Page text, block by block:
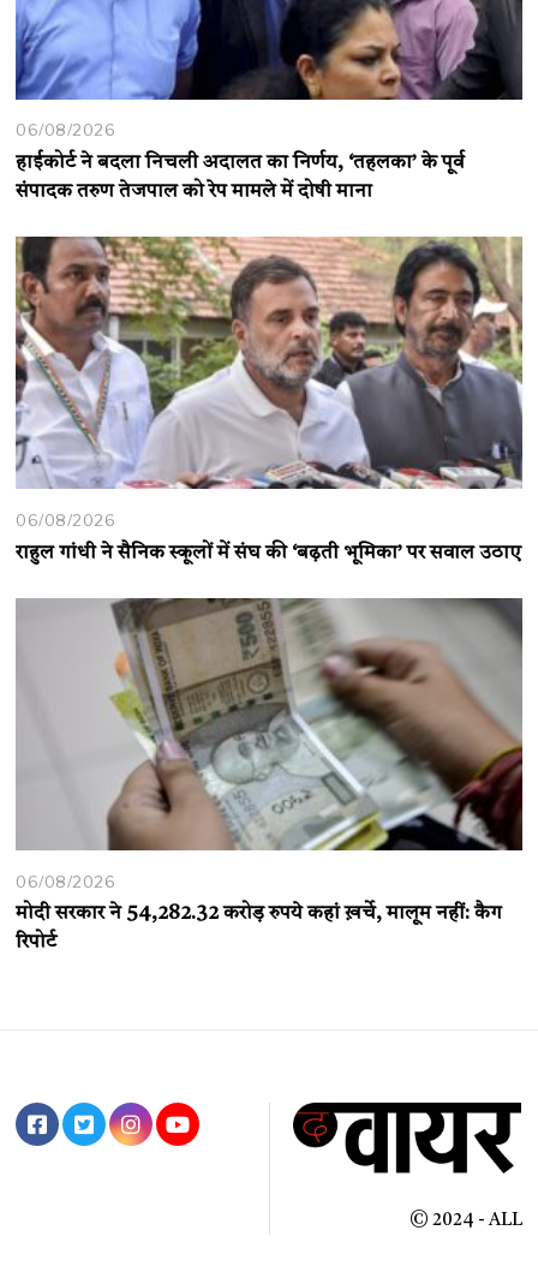
06/08/2026
हाईकोर्ट ने बदला निचली अदालत का निर्णय, ‘तहलका’ के पूर्व
संपादक तरुण तेजपाल को रेप मामले में दोषी माना
06/08/2026
राहुल गांधी ने सैनिक स्कूलों में संघ की ‘बढ़ती भूमिका’ पर सवाल उठाए
06/08/2026
मोदी सरकार ने 54,282.32 करोड़ रुपये कहां ख़र्चे, मालूम नहीं: कैग
रिपोर्ट
© 2024 - ALL